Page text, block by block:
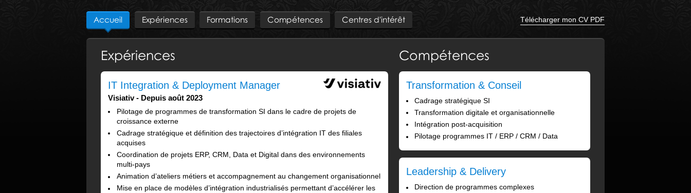
Accueil Expériences Formations Compétences Centres d'intérêt Télécharger mon CV PDF
Expériences
IT Integration & Deployment Manager
Visiativ Depuis août 2023
Pilotage de programmes de transformation SI dans le cadre de projets de
croissance externe
Cadrage stratégique et définition des trajectoires d’intégration IT des filiales
acquises
Coordination de projets ERP, CRM, Data et Digital dans des environnements
multi-pays
Animation d’ateliers métiers et accompagnement au changement organisationnel
Mise en place de modèles d’intégration industrialisés permettant d’accélérer les
Compétences
Transformation & Conseil
Cadrage stratégique SI
Transformation digitale et organisationnelle
Intégration post-acquisition
Pilotage programmes IT / ERP / CRM / Data
Leadership & Delivery
Direction de programmes complexes